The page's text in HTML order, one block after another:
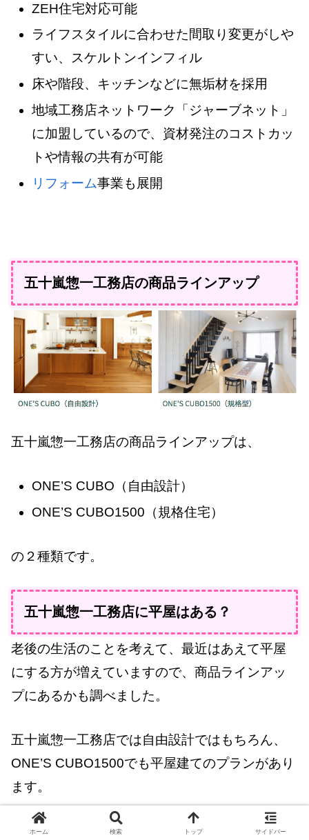
ZEH住宅対応可能
ライフスタイルに合わせた間取り変更がしや
すい、スケルトンインフィル
床や階段、キッチンなどに無垢材を採用
地域工務店ネットワーク「ジャーブネット」
に加盟しているので、資材発注のコストカッ
トや情報の共有が可能
リフォーム事業も展開
五十嵐惣一工務店の商品ラインアップ
五十嵐惣一工務店の商品ラインアップは、
ONE’S CUBO（自由設計）
ONE’S CUBO1500（規格住宅）
の２種類です。
五十嵐惣一工務店に平屋はある？
老後の生活のことを考えて、最近はあえて平屋
にする方が増えていますので、商品ラインアッ
プにあるかも調べました。
五十嵐惣一工務店では自由設計ではもちろん、
ONE’S CUBO1500でも平屋建てのプランがあり
ます。
ホーム 検索 トップ サイドバー